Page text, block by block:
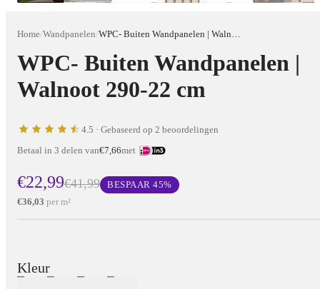
Home/Wandpanelen/ WPC- Buiten Wandpanelen | Walnoot 290-22 cm
WPC- Buiten Wandpanelen |
Walnoot 290-22 cm
4.5 · Gebaseerd op 2 beoordelingen
Betaal in 3 delen van€7,66met
€22,99€41,99 BESPAAR45%
€36,03 per m²
Kleur